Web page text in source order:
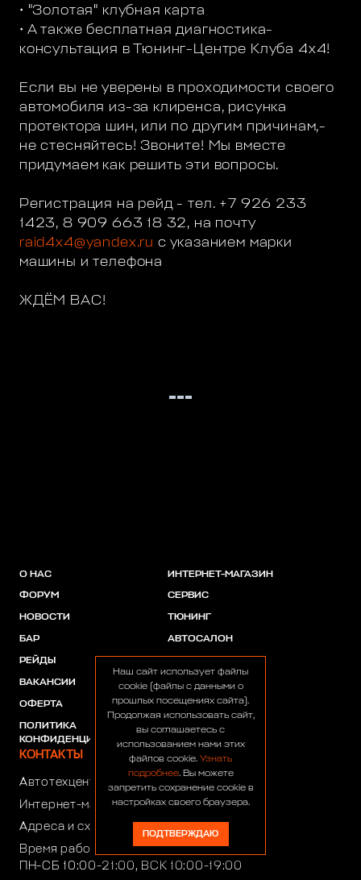
• "Золотая" клубная карта
• А также бесплатная диагностика-
консультация в Тюнинг-Центре Клуба 4х4!
Если вы не уверены в проходимости своего
автомобиля из-за клиренса, рисунка
протектора шин, или по другим причинам,-
не стесняйтесь! Звоните! Мы вместе
придумаем как решить эти вопросы.
Регистрация на рейд - тел. +7 926 233
1423, 8 909 663 18 32, на почту
raid4x4@yandex.ru с указанием марки
машины и телефона
ЖДЁМ ВАС!
О НАС
ФОРУМ
НОВОСТИ
БАР
РЕЙДЫ
ВАКАНСИИ
ОФЕРТА
ПОЛИТИКА
КОНФИДЕНЦИАЛЬНОСТИ
ИНТЕРНЕТ-МАГАЗИН
СЕРВИС
ТЮНИНГ
АВТОСАЛОН
ПАРТНЕРЫ
КОНТАКТЫ
Автотехцентр:
Интернет-магазин:+7 (916) 922-44-44
Адреса и схемы проезда
Время работы автотехцентра:
ПН-СБ 10:00-21:00, ВСК 10:00-19:00
Наш сайт использует файлы
cookie (файлы с данными о
прошлых посещениях сайта).
Продолжая использовать сайт,
вы соглашаетесь с
использованием нами этих
файлов cookie. Узнать
подробнее. Вы можете
запретить сохранение cookie в
настройках своего браузера.
ПОДТВЕРЖДАЮ